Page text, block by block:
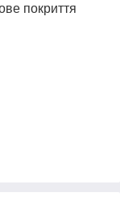
покриття